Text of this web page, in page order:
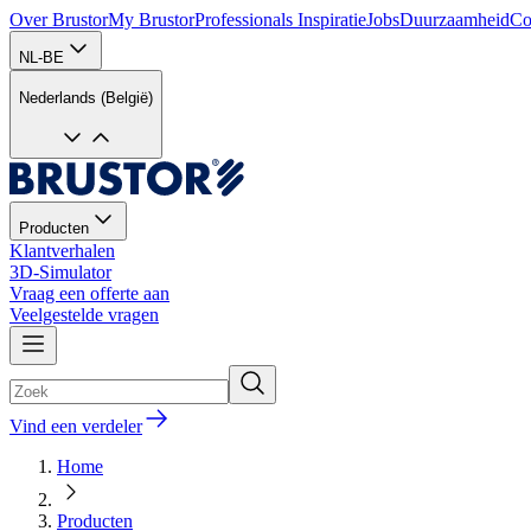
Over BrustorMy BrustorProfessionals InspiratieJobsDuurzaamheid
NL-BE
Nederlands (België)
Producten
Klantverhalen
3D-Simulator
Vraag een offerte aan
Veelgestelde vragen
Vind een verdeler
Home
Producten